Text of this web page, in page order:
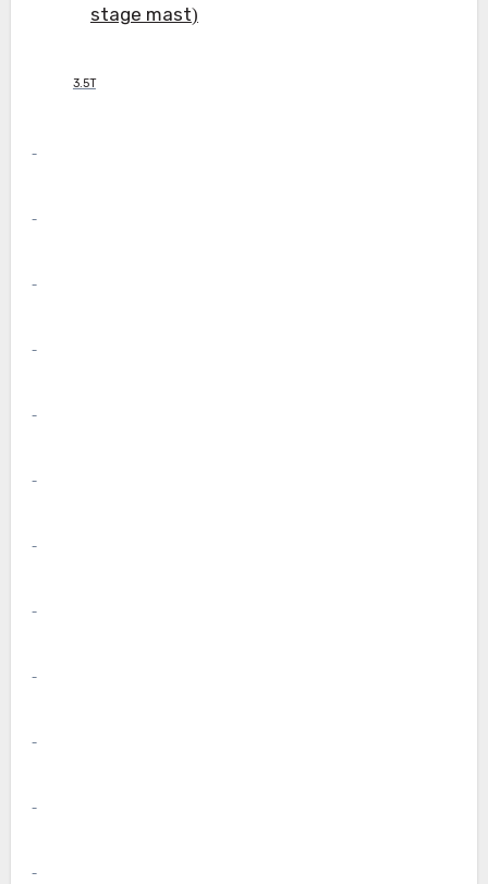
stage mast)
3.5T